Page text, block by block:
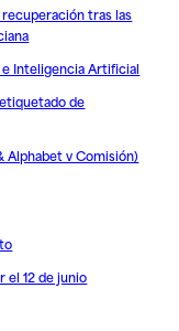
recuperación tras las
Inteligencia Artificial
de
Alphabet v Comisión)
el 12 de junio